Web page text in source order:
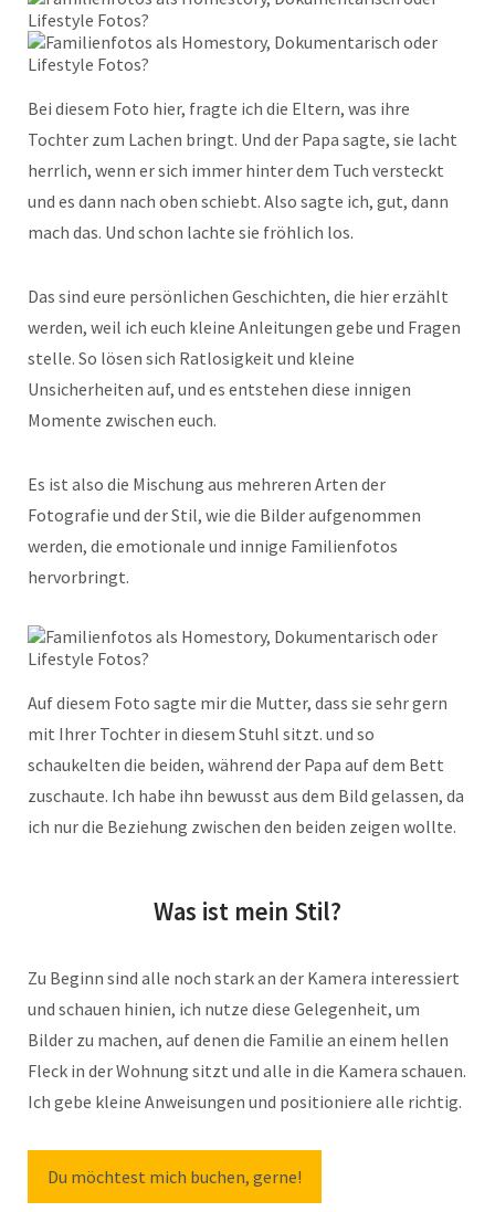
Bei diesem Foto hier, fragte ich die Eltern, was ihre
Tochter zum Lachen bringt. Und der Papa sagte, sie lacht
herrlich, wenn er sich immer hinter dem Tuch versteckt
und es dann nach oben schiebt. Also sagte ich, gut, dann
mach das. Und schon lachte sie fröhlich los.
Das sind eure persönlichen Geschichten, die hier erzählt
werden, weil ich euch kleine Anleitungen gebe und Fragen
stelle. So lösen sich Ratlosigkeit und kleine
Unsicherheiten auf, und es entstehen diese innigen
Momente zwischen euch.
Es ist also die Mischung aus mehreren Arten der
Fotografie und der Stil, wie die Bilder aufgenommen
werden, die emotionale und innige Familienfotos
hervorbringt.
Auf diesem Foto sagte mir die Mutter, dass sie sehr gern
mit Ihrer Tochter in diesem Stuhl sitzt. und so
schaukelten die beiden, während der Papa auf dem Bett
zuschaute. Ich habe ihn bewusst aus dem Bild gelassen, da
ich nur die Beziehung zwischen den beiden zeigen wollte.
Was ist mein Stil?
Zu Beginn sind alle noch stark an der Kamera interessiert
und schauen hinien, ich nutze diese Gelegenheit, um
Bilder zu machen, auf denen die Familie an einem hellen
Fleck in der Wohnung sitzt und alle in die Kamera schauen.
Ich gebe kleine Anweisungen und positioniere alle richtig.
Du möchtest mich buchen, gerne!